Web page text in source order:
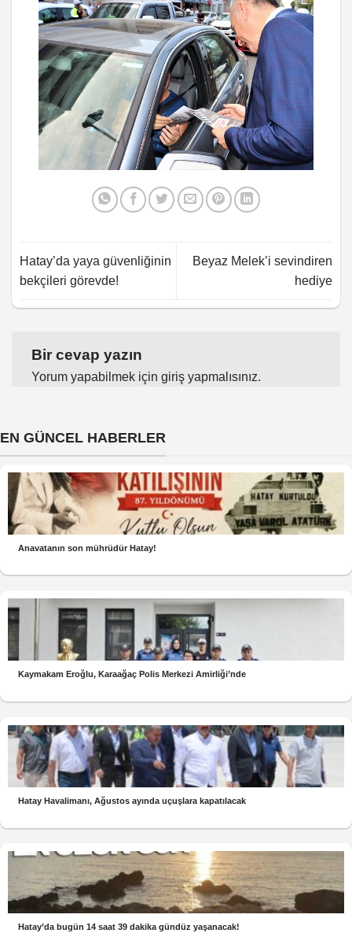
Hatay’da yaya güvenliğinin
bekçileri görevde!
Beyaz Melek’i sevindiren
hediye
Bir cevap yazın
Yorum yapabilmek için giriş yapmalısınız.
EN GÜNCEL HABERLER
Anavatanın son mührüdür Hatay!
Kaymakam Eroğlu, Karaağaç Polis Merkezi Amirliği’nde
Hatay Havalimanı, Ağustos ayında uçuşlara kapatılacak
Hatay’da bugün 14 saat 39 dakika gündüz yaşanacak!